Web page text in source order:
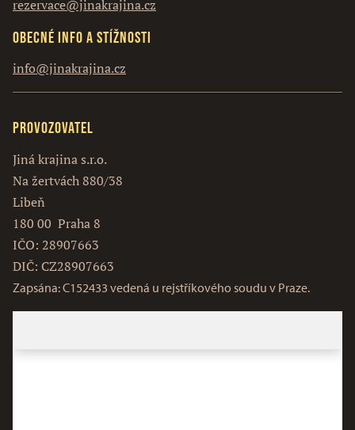
rezervace@jinakrajina.cz
Obecné info a stížnosti
info@jinakrajina.cz
Provozovatel
Jiná krajina s.r.o.
Na žertvách 880/38
Libeň
180 00 Praha 8
IČO: 28907663
DIČ: CZ28907663
Zapsána: C152433 vedená u rejstříkového soudu v Praze.